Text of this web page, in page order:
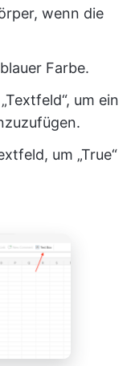
wenn die
Farbe.
um ein
um „True“